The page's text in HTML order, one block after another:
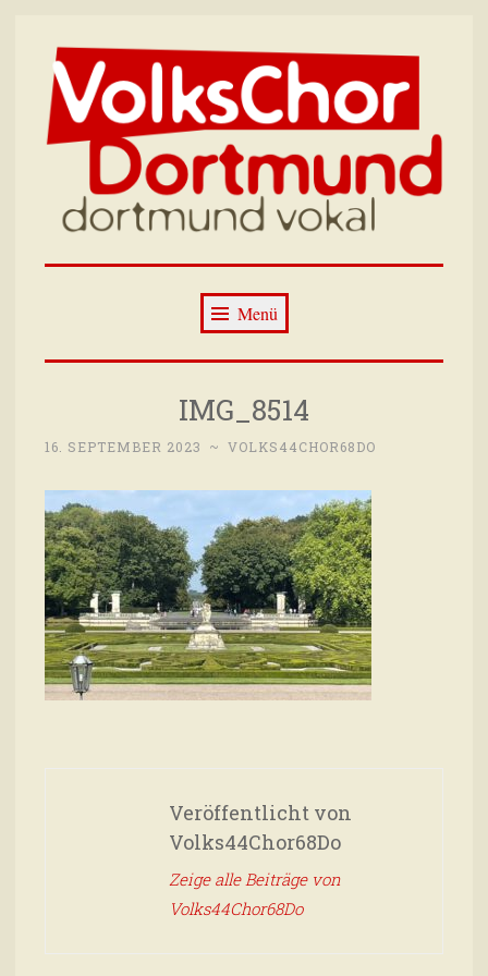
Zum
Inhalt
springen
Volkschor
Dortmund –
Dortmund Vokal
Wir singen immer dienstags im Wilhelm-
Hansmann-Haus Dortmund
Menü
IMG_8514
16. SEPTEMBER 2023 ~ VOLKS44CHOR68DO
Veröffentlicht von
Volks44Chor68Do
Zeige alle Beiträge von
Volks44Chor68Do